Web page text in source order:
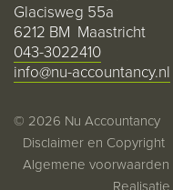
Glacisweg 55a
6212 BM Maastricht
043-3022410
info@nu-accountancy.nl
© 2026 Nu Accountancy
Disclaimer en Copyright
Algemene voorwaarden
Realisatie